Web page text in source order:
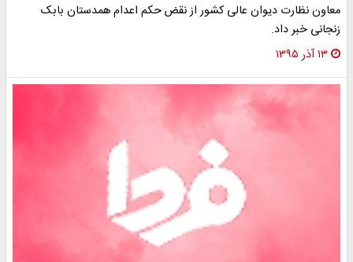
معاون نظارت دیوان عالی کشور از نقض حکم اعدام همدستان بابک
زنجانی خبر داد.
۱۳ آذر ۱۳۹۵